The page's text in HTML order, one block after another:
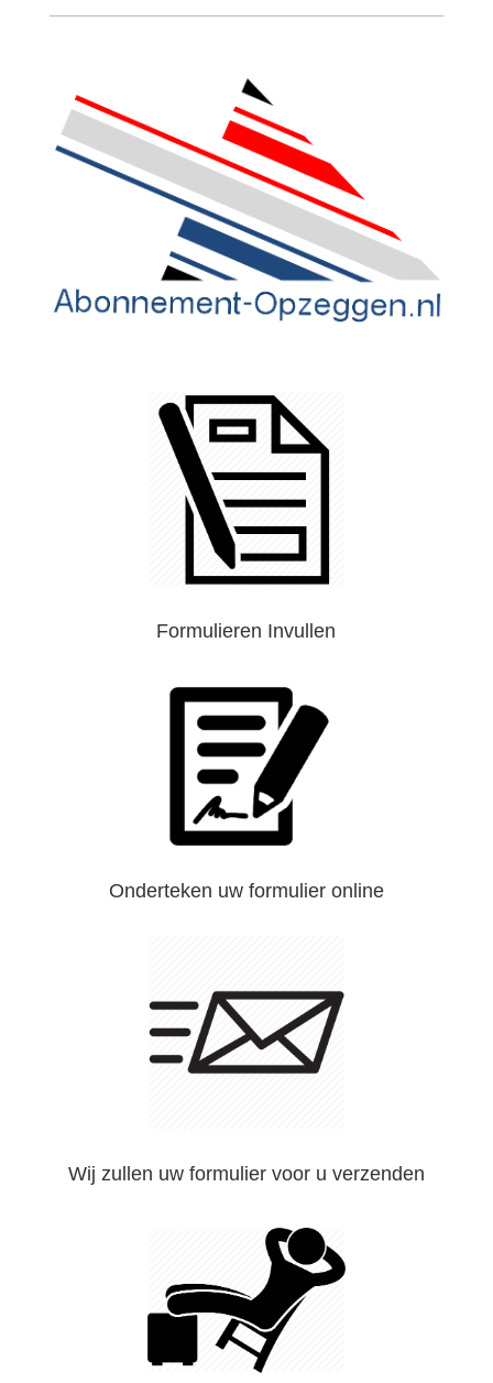
Formulieren Invullen
Onderteken uw formulier online
Wij zullen uw formulier voor u verzenden